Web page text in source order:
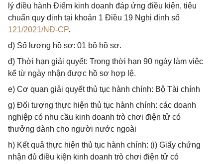
lý điều hành Điểm kinh doanh đáp ứng điều kiện, tiêu
chuẩn quy định tại khoản 1 Điều 19 Nghị định số
121/2021/NĐ-CP.
d) Số lượng hồ sơ: 01 bộ hồ sơ.
đ) Thời hạn giải quyết: Trong thời hạn 90 ngày làm việc
kể từ ngày nhận được hồ sơ hợp lệ.
e) Cơ quan giải quyết thủ tục hành chính: Bộ Tài chính
g) Đối tượng thực hiện thủ tục hành chính: các doanh
nghiệp có nhu cầu kinh doanh trò chơi điện tử có
thưởng dành cho người nước ngoài
h) Kết quả thực hiện thủ tục hành chính: (i) Giấy chứng
nhận đủ điều kiện kinh doanh trò chơi điện tử có